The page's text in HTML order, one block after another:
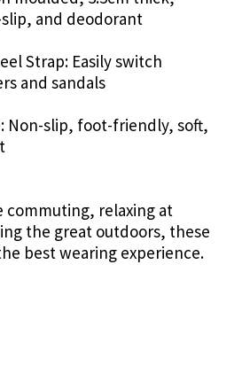
and deodorant
Strap: Easily switch
and sandals
Non-slip, foot-friendly, soft,
commuting, relaxing at
the great outdoors, these
best wearing experience.